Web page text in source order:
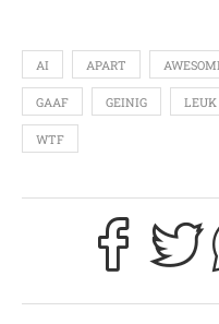
AI APART
GAAF GEINIG LEUK
WTF